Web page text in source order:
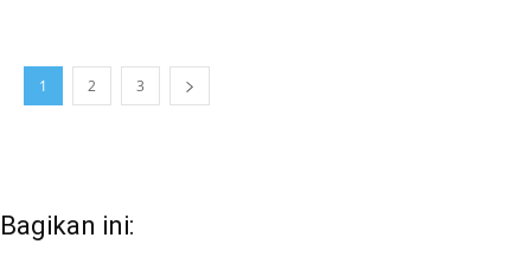
1 2 3
Bagikan ini: